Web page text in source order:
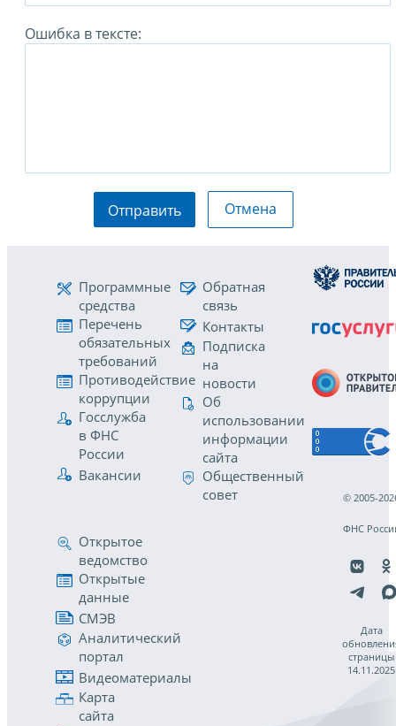
Ошибка в тексте:
Отправить Отмена
Программные
средства
Перечень
обязательных
требований
Противодействие
коррупции
Госслужба
в ФНС
России
Вакансии
Обратная
связь
Контакты
Подписка
на
новости
Об
использовании
информации
сайта
Общественный
совет
Открытое
ведомство
Открытые
данные
СМЭВ
Аналитический
портал
Видеоматериалы
Карта
сайта
© 2005-
ФНС
Дата
страницы
14.11.2025